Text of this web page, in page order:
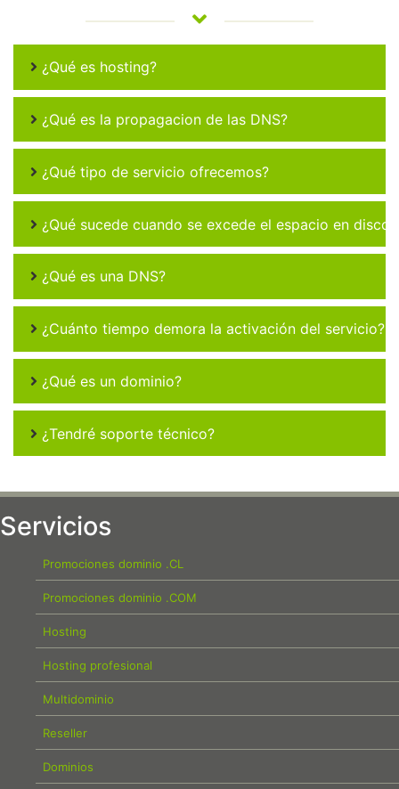
¿Qué es hosting?
¿Qué es la propagacion de las DNS?
¿Qué tipo de servicio ofrecemos?
¿Qué sucede cuando se excede el espacio en disco
¿Qué es una DNS?
¿Cuánto tiempo demora la activación del servicio?
¿Qué es un dominio?
¿Tendré soporte técnico?
Servicios
Promociones dominio .CL
Promociones dominio .COM
Hosting
Hosting profesional
Multidominio
Reseller
Dominios